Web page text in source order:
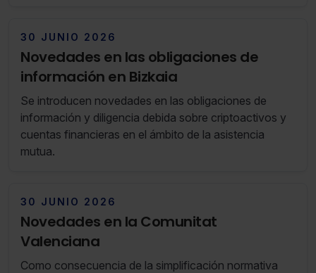
30 JUNIO 2026
Novedades en las obligaciones de
información en Bizkaia
Se introducen novedades en las obligaciones de
información y diligencia debida sobre criptoactivos y
cuentas financieras en el ámbito de la asistencia
mutua.
30 JUNIO 2026
Novedades en la Comunitat
Valenciana
Como consecuencia de la simplificación normativa